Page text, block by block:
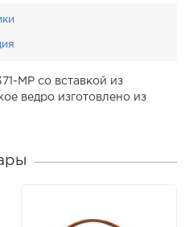
МР со вставкой из
ведро изготовлено из